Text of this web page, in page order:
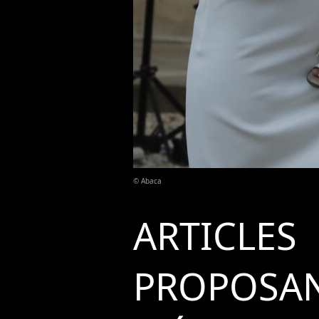
© Abaca
ARTICLES